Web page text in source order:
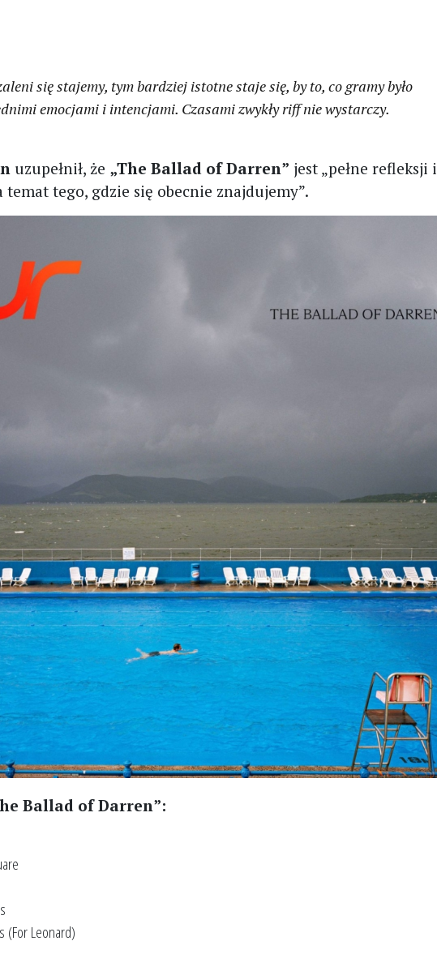
się stajemy, tym bardziej istotne staje się, by to, co gramy było
emocjami i intencjami. Czasami zwykły riff nie wystarczy.
uzupełnił, że „The Ballad of Darren” jest „pełne refleksji i
tego, gdzie się obecnie znajdujemy”.
Ballad of Darren”:
(For Leonard)